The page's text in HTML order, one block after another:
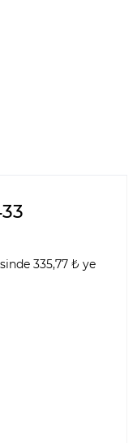
335,77 ₺ ye